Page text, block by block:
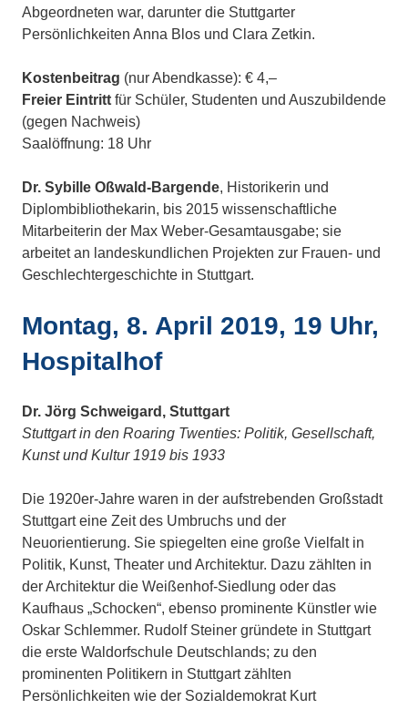
Abgeordneten war, darunter die Stuttgarter
Persönlichkeiten Anna Blos und Clara Zetkin.
Kostenbeitrag (nur Abendkasse): € 4,–
Freier Eintritt für Schüler, Studenten und Auszubildende
(gegen Nachweis)
Saalöffnung: 18 Uhr
Dr. Sybille Oßwald-Bargende, Historikerin und
Diplombibliothekarin, bis 2015 wissenschaftliche
Mitarbeiterin der Max Weber-Gesamtausgabe; sie
arbeitet an landeskundlichen Projekten zur Frauen- und
Geschlechtergeschichte in Stuttgart.
Montag, 8. April 2019, 19 Uhr,
Hospitalhof
Dr. Jörg Schweigard, Stuttgart
Stuttgart in den Roaring Twenties: Politik, Gesellschaft,
Kunst und Kultur 1919 bis 1933
Die 1920er-Jahre waren in der aufstrebenden Großstadt
Stuttgart eine Zeit des Umbruchs und der
Neuorientierung. Sie spiegelten eine große Vielfalt in
Politik, Kunst, Theater und Architektur. Dazu zählten in
der Architektur die Weißenhof-Siedlung oder das
Kaufhaus „Schocken“, ebenso prominente Künstler wie
Oskar Schlemmer. Rudolf Steiner gründete in Stuttgart
die erste Waldorfschule Deutschlands; zu den
prominenten Politikern in Stuttgart zählten
Persönlichkeiten wie der Sozialdemokrat Kurt